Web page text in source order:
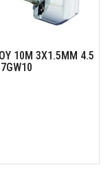
10M 3Χ1.5ΜΜ 4.5